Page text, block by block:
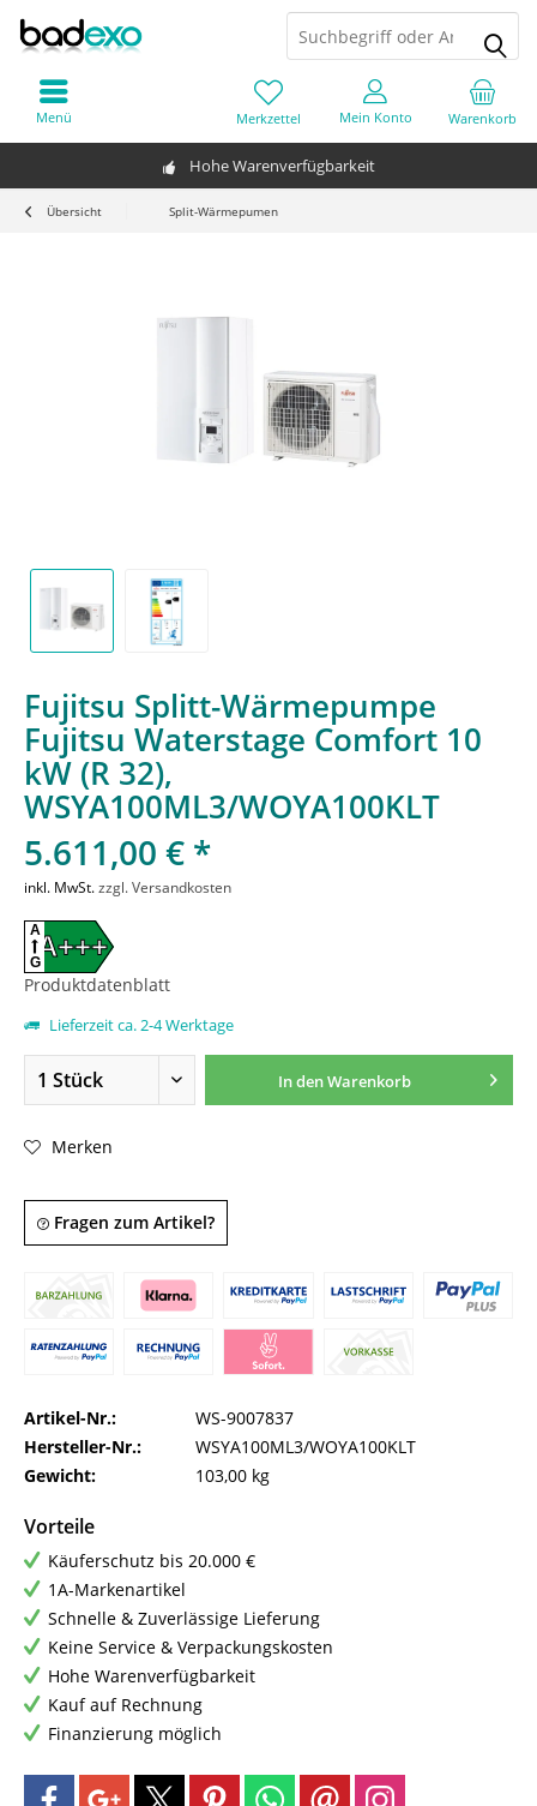
Hohe Warenverfügbarkeit
Warenkorb
Merkzettel Mein Konto
Menü
Übersicht Split-Wärmepumen
Fujitsu Splitt-Wärmepumpe
Fujitsu Waterstage Comfort 10
kW (R 32),
WSYA100ML3/WOYA100KLT
5.611,00 € *
inkl. MwSt.zzgl. Versandkosten
A+++
A
G
Produktdatenblatt
Lieferzeit ca. 2-4 Werktage
In denWarenkorb
Merken
Fragen zum Artikel?
Artikel-Nr.:
WS-9007837
Hersteller-Nr.:
WSYA100ML3/WOYA100KLT
Gewicht:
103,00 kg
Vorteile
Käuferschutz bis 20.000 €
1A-Markenartikel
Schnelle & Zuverlässige Lieferung
Keine Service & Verpackungskosten
Hohe Warenverfügbarkeit
Kauf auf Rechnung
Finanzierung möglich